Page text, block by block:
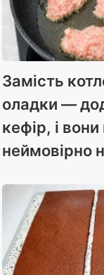
Замість
оладки —
кефір, і
неймовірно